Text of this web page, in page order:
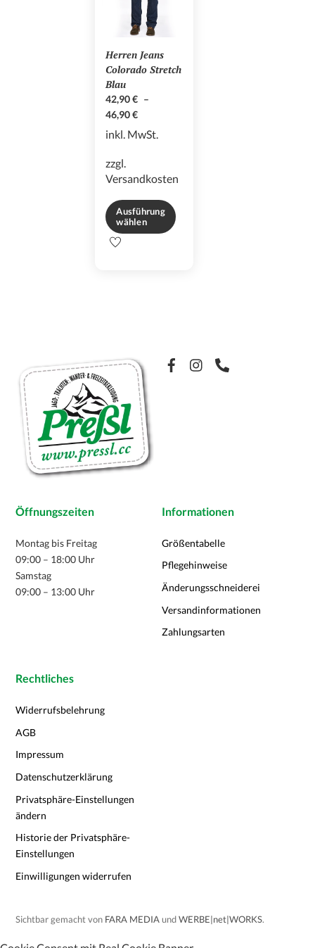
gewählt
werden
Herren Jeans
Colorado Stretch
Blau
42,90€ –
46,90€
inkl. MwSt.
zzgl.
Versandkosten
Ausführung
wählen
Dieses
können
auf
der
Produktseite
gewählt
werden
Facebook
Öffnungszeiten
Montag bis Freitag
09:00 – 18:00 Uhr
Samstag
09:00 – 13:00 Uhr
Informationen
Größentabelle
Pflegehinweise
Änderungsschneiderei
Versandinformationen
Zahlungsarten
Rechtliches
Widerrufsbelehrung
AGB
Impressum
Datenschutzerklärung
Privatsphäre-Einstellungen
ändern
Historie der Privatsphäre-
Einstellungen
Einwilligungen widerrufen
Sichtbar gemacht von FARA MEDIAundWERBE|net|WORKS.